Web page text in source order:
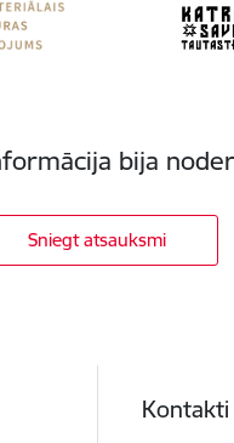
bija
Sniegt atsauksmi
Kontakti